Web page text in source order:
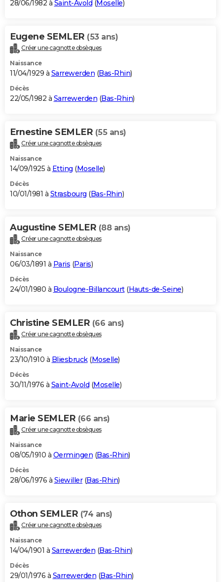
28/06/1982 à Saint-Avold (Moselle)
Eugene SEMLER (53 ans)
Créer une cagnotte obsèques
Naissance
11/04/1929 à Sarrewerden (Bas-Rhin)
Décès
22/05/1982 à Sarrewerden (Bas-Rhin)
Ernestine SEMLER (55 ans)
Créer une cagnotte obsèques
Naissance
14/09/1925 à Etting (Moselle)
Décès
10/01/1981 à Strasbourg (Bas-Rhin)
Augustine SEMLER (88 ans)
Créer une cagnotte obsèques
Naissance
06/03/1891 à Paris (Paris)
Décès
24/01/1980 à Boulogne-Billancourt(Hauts-de-Seine)
Christine SEMLER (66 ans)
Créer une cagnotte obsèques
Naissance
23/10/1910 à Bliesbruck(Moselle)
Décès
30/11/1976 à Saint-Avold (Moselle)
Marie SEMLER (66 ans)
Créer une cagnotte obsèques
Naissance
08/05/1910 à Oermingen (Bas-Rhin)
Décès
28/06/1976 à Siewiller(Bas-Rhin)
Othon SEMLER (74 ans)
Créer une cagnotte obsèques
Naissance
14/04/1901 à Sarrewerden (Bas-Rhin)
Décès
29/01/1976 à Sarrewerden (Bas-Rhin)